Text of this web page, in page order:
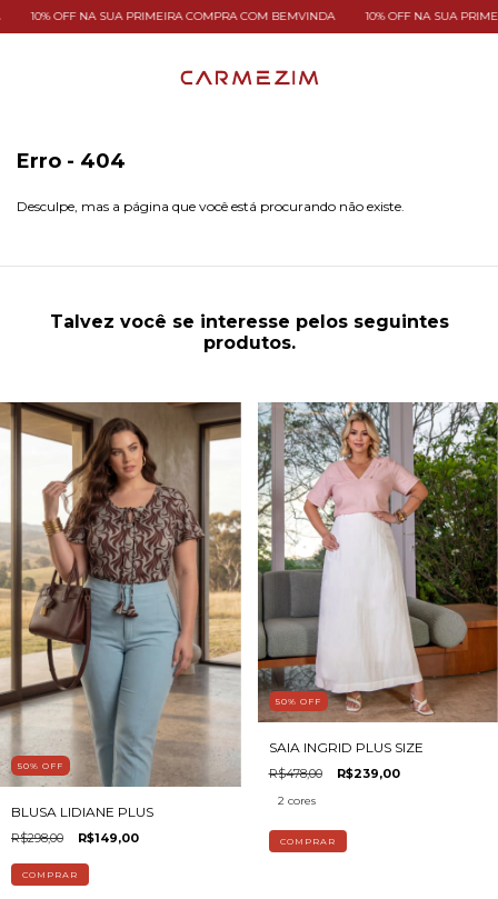
10% OFF NA SUA PRIMEIRA COMPRA COM BEMVINDA 10% OFF NA SUA
Erro - 404
Desculpe, mas a página que você está procurando não existe.
Talvez você se interesse pelos seguintes
produtos.
50% OFF
BLUSA LIDIANE PLUS
R$298,00 R$149,00
COMPRAR
50% OFF
SAIA INGRID PLUS SIZE
R$478,00 R$239,00
2 cores
COMPRAR